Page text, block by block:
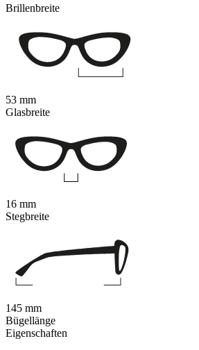
Eigenschaften
Brillenbreite
53 mm
Glasbreite
16 mm
Stegbreite
145 mm
Bügellänge